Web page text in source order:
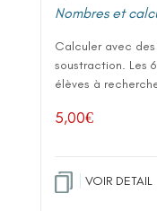
Nombres et
Calculer avec
soustraction. Les
élèves à
5,00€
VOIR DETAIL